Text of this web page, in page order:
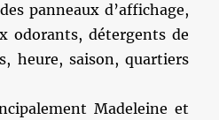
panneaux d’affichage,
odorants, détergents de
heure, saison, quartiers
Madeleine et